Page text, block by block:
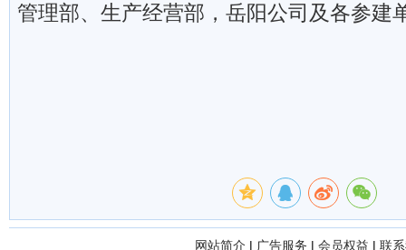
管理部、生产经营部，岳阳公司及各参建
网站简介 | 广告服务 | 会员权益 | 联